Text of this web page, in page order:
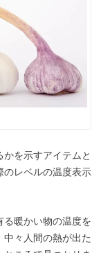
を示すアイテムと
のレベルの温度表示
る暖かい物の温度を
々人間の熱が出た